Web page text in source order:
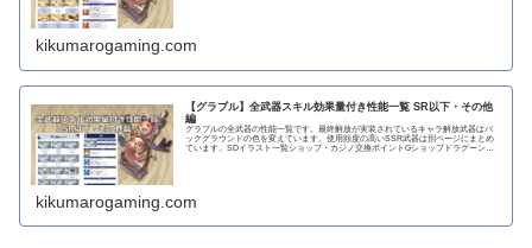
kikumarogaming.com
【グラブル】全武器スキル効果量付き性能一覧 SR以下・その他
編
グラブルの全武器の性能一覧です。最終解放が実装されているキャラ解放武器はバ
ックグラウンドの色を変えています。使用頻度の高いSSR武器は別ページにまとめ
ています。SDイラスト一覧ショップ・カジノ交換ポイントGショップドラグーンラ
kikumarogaming.com